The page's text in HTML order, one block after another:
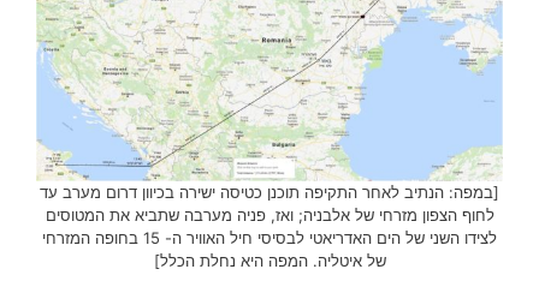
[במפה: הנתיב לאחר התקיפה תוכנן כטיסה ישירה בכיוון דרום מערב עד
לחוף הצפון מזרחי של אלבניה; ואז, פניה מערבה שתביא את המטוסים
לצידו השני של הים האדריאטי לבסיסי חיל האוויר ה- 15 בחופה המזרחי
של איטליה. המפה היא נחלת הכלל]